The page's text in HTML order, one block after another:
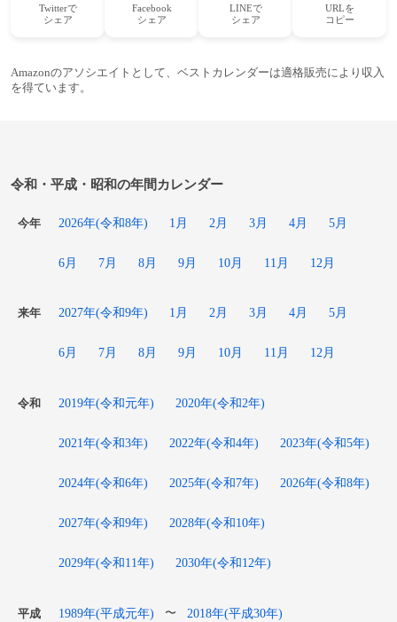
Twitterで
シェア
Facebook
シェア
LINEで
シェア
URLを
コピー
Amazonのアソシエイトとして、ベストカレンダーは適格販売により収入
を得ています。
令和・平成・昭和の年間カレンダー
今年 2026年(令和8年) 1月 2月 3月 4月 5月
6月 7月 8月 9月 10月 11月 12月
来年 2027年(令和9年) 1月 2月 3月 4月 5月
6月 7月 8月 9月 10月 11月 12月
令和 2019年(令和元年) 2020年(令和2年)
2021年(令和3年) 2022年(令和4年) 2023年(令和5年)
2024年(令和6年) 2025年(令和7年) 2026年(令和8年)
2027年(令和9年) 2028年(令和10年)
2029年(令和11年) 2030年(令和12年)
平成 1989年(平成元年) 〜 2018年(平成30年)